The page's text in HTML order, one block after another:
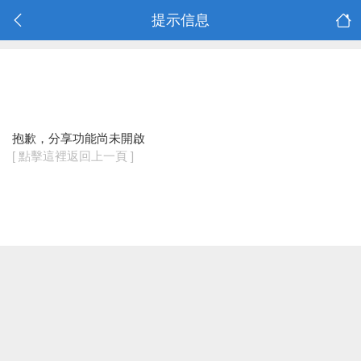
提示信息
抱歉，分享功能尚未開啟
[ 點擊這裡返回上一頁 ]